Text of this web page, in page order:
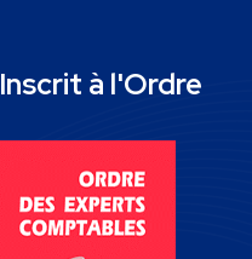
Inscrit à l'Ordre